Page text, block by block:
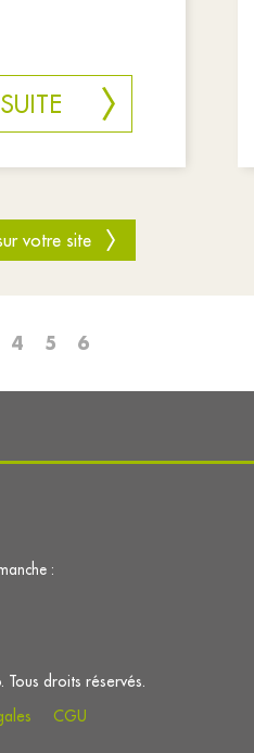
votre site
4 5 6
:
droits réservés.
CGU